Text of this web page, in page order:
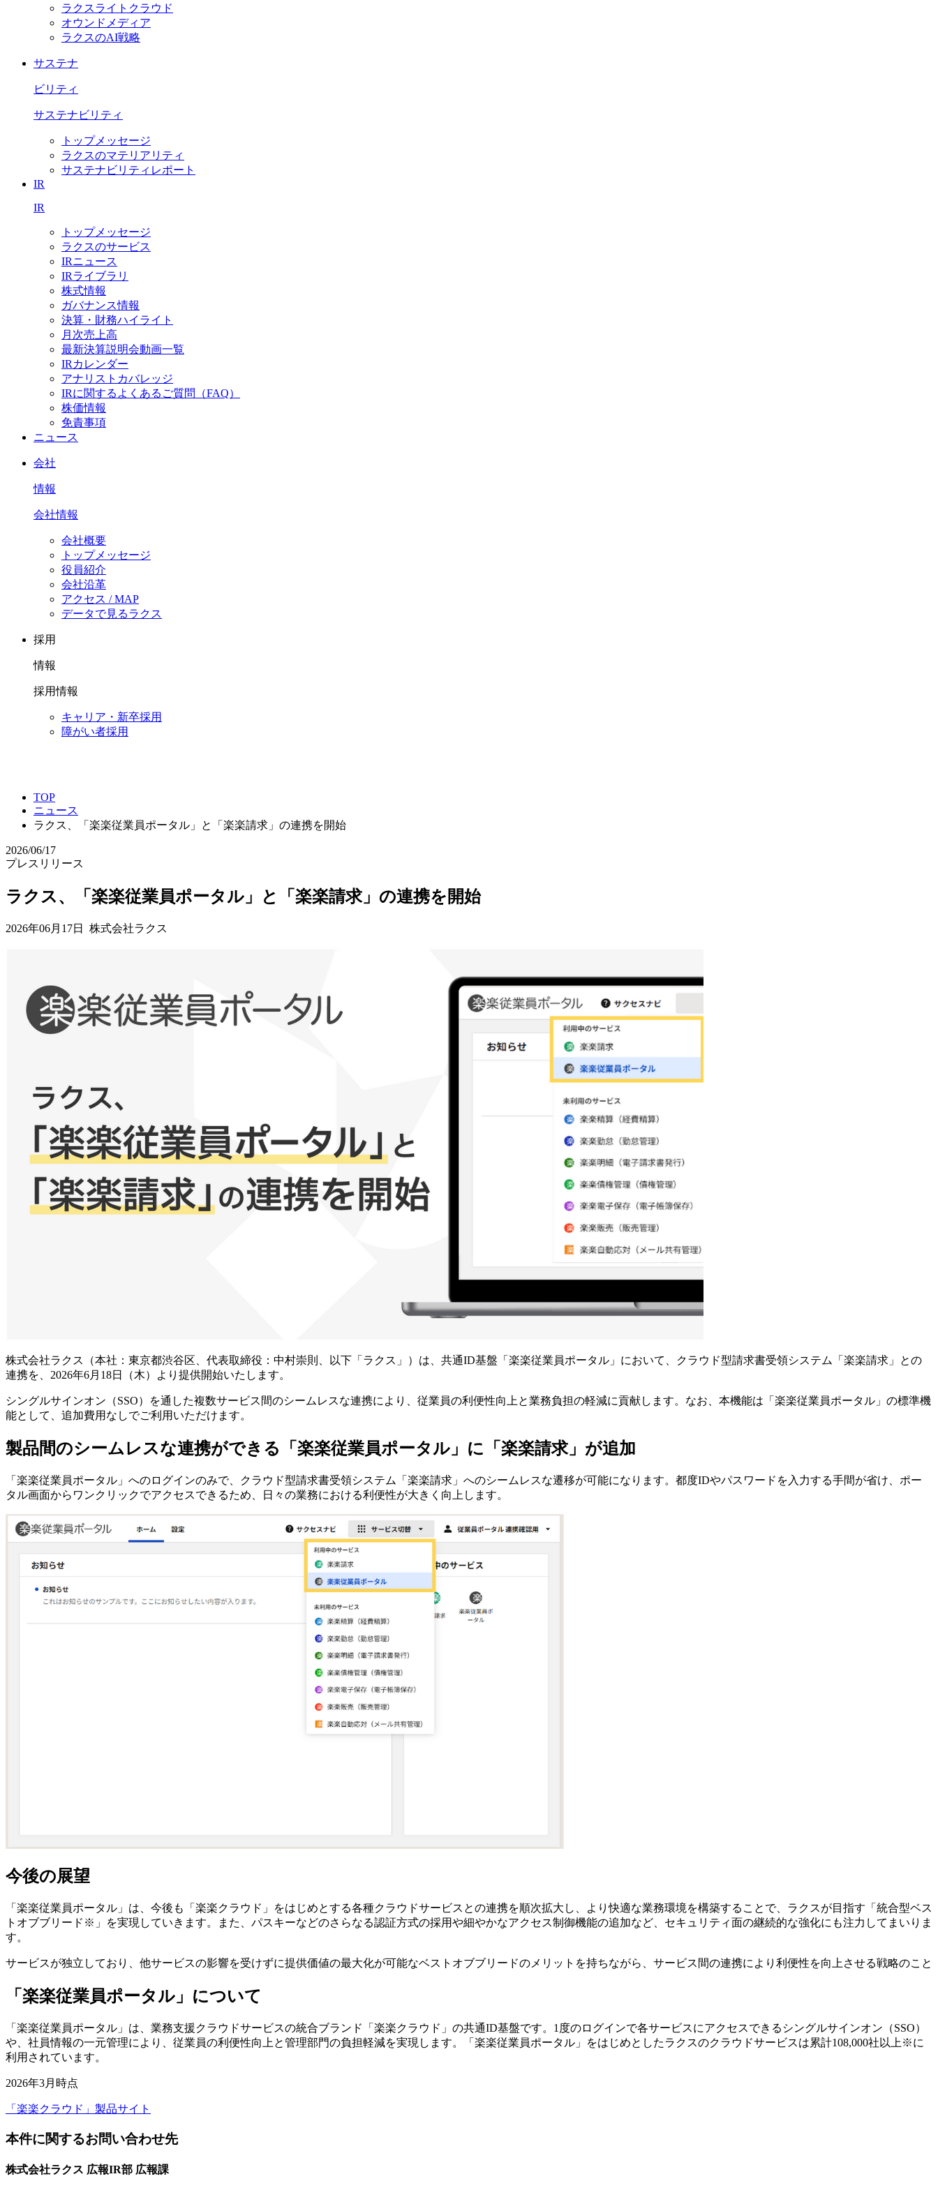
ラクスライトクラウド
オウンドメディア
ラクスのAI戦略
サステナ
ビリティ
サステナビリティ
トップメッセージ
ラクスのマテリアリティ
サステナビリティレポート
IR
IR
トップメッセージ
ラクスのサービス
IRニュース
IRライブラリ
株式情報
ガバナンス情報
決算・財務ハイライト
月次売上高
最新決算説明会動画一覧
IRカレンダー
アナリストカバレッジ
IRに関するよくあるご質問（FAQ）
株価情報
免責事項
ニュース
会社
情報
会社情報
会社概要
トップメッセージ
役員紹介
会社沿革
アクセス / MAP
データで見るラクス
採用
情報
採用情報
キャリア・新卒採用
障がい者採用
TOP
ニュース
ラクス、「楽楽従業員ポータル」と「楽楽請求」の連携を開始
2026/06/17
プレスリリース
ラクス、「楽楽従業員ポータル」と「楽楽請求」の連携を開始
2026年06月17日 株式会社ラクス
株式会社ラクス（本社：東京都渋谷区、代表取締役：中村崇則、以下「ラクス」）は、共通ID基盤「楽楽従業員ポータル」において、クラウド型請求書受領システム「楽楽請求」との
連携を、2026年6月18日（木）より提供開始いたします。
シングルサインオン（SSO）を通した複数サービス間のシームレスな連携により、従業員の利便性向上と業務負担の軽減に貢献します。なお、本機能は「楽楽従業員ポータル」の標準機
能として、追加費用なしでご利用いただけます。
製品間のシームレスな連携ができる「楽楽従業員ポータル」に「楽楽請求」が追加
「楽楽従業員ポータル」へのログインのみで、クラウド型請求書受領システム「楽楽請求」へのシームレスな遷移が可能になります。都度IDやパスワードを入力する手間が省け、ポー
タル画面からワンクリックでアクセスできるため、日々の業務における利便性が大きく向上します。
今後の展望
「楽楽従業員ポータル」は、今後も「楽楽クラウド」をはじめとする各種クラウドサービスとの連携を順次拡大し、より快適な業務環境を構築することで、ラクスが目指す「統合型ベス
トオブブリード※」を実現していきます。また、パスキーなどのさらなる認証方式の採用や細やかなアクセス制御機能の追加など、セキュリティ面の継続的な強化にも注力してまいりま
す。
サービスが独立しており、他サービスの影響を受けずに提供価値の最大化が可能なベストオブブリードのメリットを持ちながら、サービス間の連携により利便性を向上させる戦略のこと
「楽楽従業員ポータル」について
「楽楽従業員ポータル」は、業務支援クラウドサービスの統合ブランド「楽楽クラウド」の共通ID基盤です。1度のログインで各サービスにアクセスできるシングルサインオン（SSO）
や、社員情報の一元管理により、従業員の利便性向上と管理部門の負担軽減を実現します。「楽楽従業員ポータル」をはじめとしたラクスのクラウドサービスは累計108,000社以上※に
利用されています。
2026年3月時点
「楽楽クラウド」製品サイト
本件に関するお問い合わせ先
株式会社ラクス 広報IR部 広報課